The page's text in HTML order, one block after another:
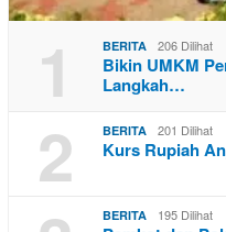
1 BERITA 206 Dilihat
Bikin UMKM
Langkah…
2 BERITA 201 Dilihat
Kurs Rupiah
BERITA 195 Dilihat